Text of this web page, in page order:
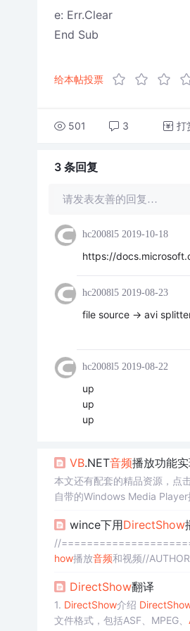
e: Err.Clear
End Sub
给本帖投票
501 3 打
3 条回复
请发表友善的回复…
hc2008l5 2019-10-18
https://
hc2008l5 2019-08-23
file source -> avi
hc2008l5 2019-08-22
up
up
up
VB.NET音频播放功能
自带的Windows Media
wince下用DirectShow
//
how播放音频和视频//
DirectShow翻译
1. DirectShow介绍
文件格式，包括ASF、MPEG、